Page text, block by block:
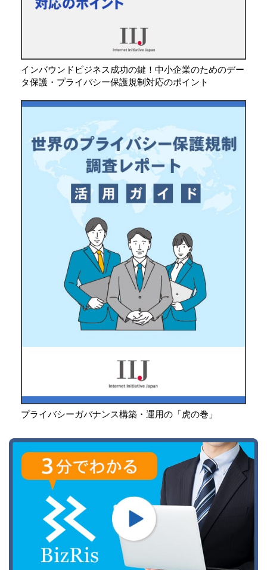
インバウンドビジネス成功の鍵！中小企業のためのデー
タ保護・プライバシー保護規制対応のポイント
プライバシーガバナンス構築・運用の「虎の巻」